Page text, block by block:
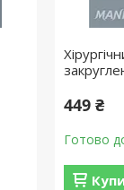
449 ₴
Готово